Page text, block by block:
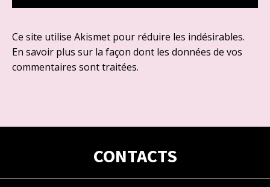
Ce site utilise Akismet pour réduire les indésirables.
En savoir plus sur la façon dont les données de vos
commentaires sont traitées.
CONTACTS